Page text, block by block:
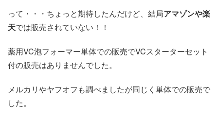
って・・・ちょっと期待したんだけど、結局アマゾンや楽
天では販売されていない！！
薬用VC泡フォーマー単体での販売でVCスターターセット
付の販売はありませんでした。
メルカリやヤフオフも調べましたが同じく単体での販売で
した。